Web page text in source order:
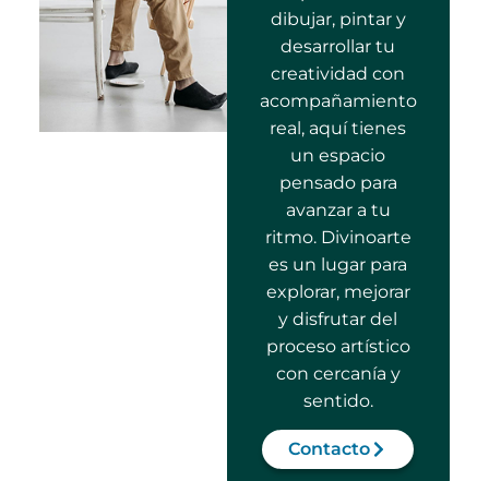
dibujar, pintar y
desarrollar tu
creatividad con
acompañamiento
real, aquí tienes
un espacio
pensado para
avanzar a tu
ritmo. Divinoarte
es un lugar para
explorar, mejorar
y disfrutar del
proceso artístico
con cercanía y
sentido.
Contacto